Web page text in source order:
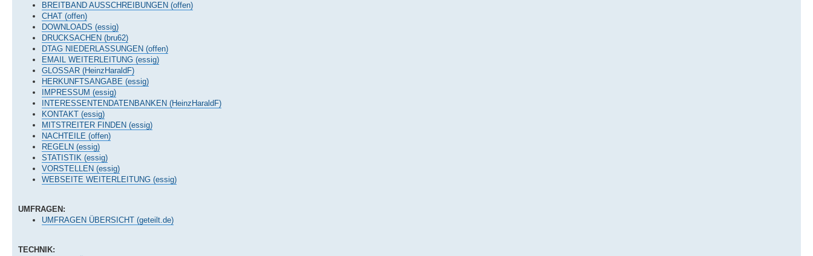
BREITBAND AUSSCHREIBUNGEN (offen)
CHAT (offen)
DOWNLOADS (essig)
DRUCKSACHEN (bru62)
DTAG NIEDERLASSUNGEN (offen)
EMAIL WEITERLEITUNG (essig)
GLOSSAR (HeinzHaraldF)
HERKUNFTSANGABE (essig)
IMPRESSUM (essig)
INTERESSENTENDATENBANKEN (HeinzHaraldF)
KONTAKT (essig)
MITSTREITER FINDEN (essig)
NACHTEILE (offen)
REGELN (essig)
STATISTIK (essig)
VORSTELLEN (essig)
WEBSEITE WEITERLEITUNG (essig)
UMFRAGEN:
UMFRAGEN ÜBERSICHT (geteilt.de)
TECHNIK: